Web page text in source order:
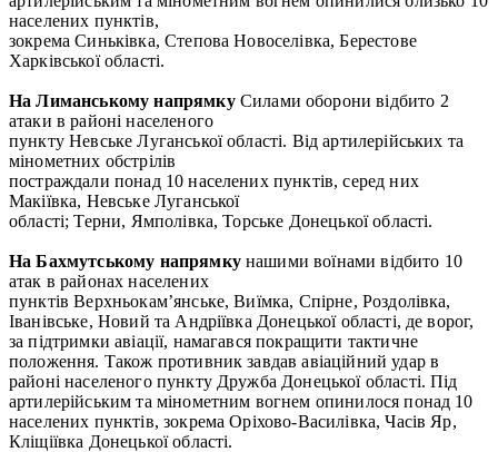
населених пунктів,
зокрема Синьківка, Степова Новоселівка, Берестове
Харківської області.
На Лиманському напрямкуСилами оборони відбито 2
атаки в районі населеного
пункту Невське Луганської області. Від артилерійських та
мінометних обстрілів
постраждали понад 10 населених пунктів, серед них
Макіївка, Невське Луганської
області; Терни, Ямполівка, Торське Донецької області.
На Бахмутському напрямкунашими воїнами відбито 10
атак в районах населених
пунктів Верхньокам’янське, Виїмка, Спірне, Роздолівка,
Іванівське, Новий та Андріївка Донецької області, де ворог,
за підтримки авіації, намагався покращити тактичне
положення. Також противник завдав авіаційний удар в
районі населеного пункту Дружба Донецької області. Під
артилерійським та мінометним вогнем опинилося понад 10
населених пунктів, зокрема Оріхово-Василівка, Часів Яр,
Кліщіївка Донецької області.